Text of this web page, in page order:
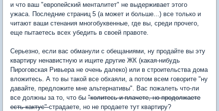
и что ваш "европейский менталитет" не выдерживает этого
ужаса. Последние страниц 5 (а может и больше...) все только и
читают ваши стенания многобуквенные, где вы, среди прочего,
еще пытаетесь всех убедить в своей правоте.
Серьезно, если вас обманули с обещаниями, ну продайте вы эту
квартиру ненавистную и ищите другие ЖК (какая-нибудь
Пироговская Ривьера не очень далеко) или в строительства дома
вложитесь. А то вы такой все обхаяли, а потом всем говорите "ну
давайте, предложите мне альтернативы". Вас пожалеть что-ли
все должны за то, что бы "колитесь и плачете, но продолжаете
есть кактус"страдаете, но не продаете тут квартиру?